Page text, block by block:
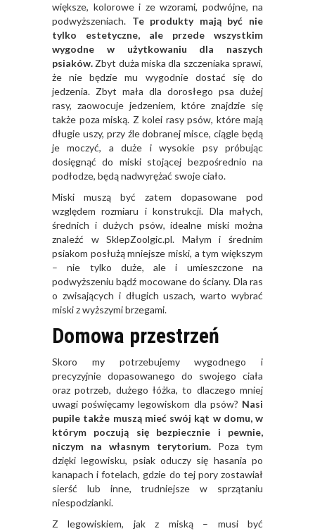
większe, kolorowe i ze wzorami, podwójne, na
podwyższeniach. Te produkty mają być nie
tylko estetyczne, ale przede wszystkim
wygodne w użytkowaniu dla naszych
psiaków.Zbyt duża miska dla szczeniaka sprawi,
że nie będzie mu wygodnie dostać się do
jedzenia. Zbyt mała dla dorosłego psa dużej
rasy, zaowocuje jedzeniem, które znajdzie się
także poza miską. Z kolei rasy psów, które mają
długie uszy, przy źle dobranej misce, ciągle będą
je moczyć, a duże i wysokie psy próbując
dosięgnąć do miski stojącej bezpośrednio na
podłodze, będą nadwyrężać swoje ciało.
Miski muszą być zatem dopasowane pod
względem rozmiaru i konstrukcji. Dla małych,
średnich i dużych psów, idealne miski można
znaleźć w SklepZoolgic.pl. Małym i średnim
psiakom posłużą mniejsze miski, a tym większym
– nie tylko duże, ale i umieszczone na
podwyższeniu bądź mocowane do ściany. Dla ras
o zwisających i długich uszach, warto wybrać
miski z wyższymi brzegami.
Domowa przestrzeń
Skoro my potrzebujemy wygodnego i
precyzyjnie dopasowanego do swojego ciała
oraz potrzeb, dużego łóżka, to dlaczego mniej
uwagi poświęcamy legowiskom dla psów? Nasi
pupile także muszą mieć swój kąt w domu, w
którym poczują się bezpiecznie i pewnie,
niczym na własnym terytorium. Poza tym
dzięki legowisku, psiak oduczy się hasania po
kanapach i fotelach, gdzie do tej pory zostawiał
sierść lub inne, trudniejsze w sprzątaniu
niespodzianki.
Z legowiskiem, jak z miską – musi być